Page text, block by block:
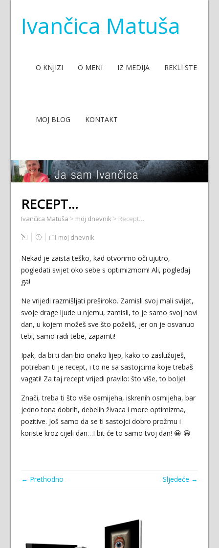
Ivančica Matuša
O KNJIZI O MENI IZ MEDIJA REKLI STE
MOJ BLOG KONTAKT
RECEPT…
Ivančica Matuša > moj dnevnik > Recept…
moj dnevnik
Nekad je zaista teško, kad otvorimo oči ujutro,
pogledati svijet oko sebe s optimizmom! Ali, pogledaj
ga!
Ne vrijedi razmišljati preširoko. Zamisli svoj mali svijet,
svoje drage ljude u njemu, zamisli, to je samo svoj novi
dan, u kojem možeš sve što poželiš, jer on je osvanuo
tebi, samo radi tebe, zapamti!
Ipak, da bi ti dan bio onako lijep, kako to zaslužuješ,
potreban ti je recept, i to ne sa sastojcima koje trebaš
vagati! Za taj recept vrijedi pravilo: što više, to bolje!
Znači, treba ti što više osmijeha, iskrenih osmijeha, bar
jedno tona dobrih, debelih živaca i more optimizma,
pozitive. Još samo da se ti sastojci dobro prožmu i
koriste kroz cijeli dan…I bit će to samo tvoj dan! 😀 😀
← Prethodno Sljedeće →